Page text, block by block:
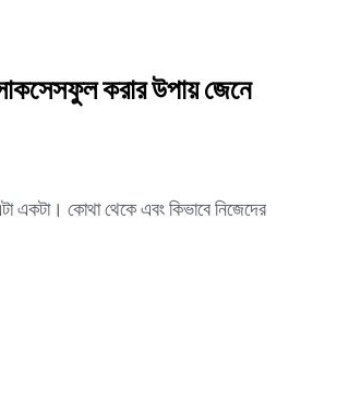
করার উপায় জেনে
একটা। কোথা থেকে এবং কিভাবে নিজেদের